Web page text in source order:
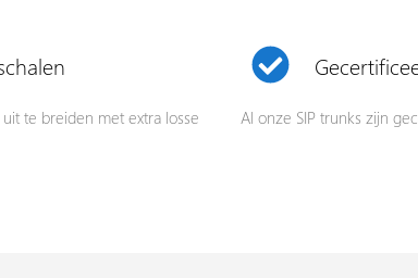
te breiden met extra losse
Al onze SIP trunks zijn